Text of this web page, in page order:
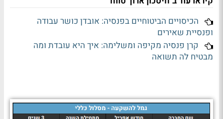
הכיסויים הביטוחיים בפנסיה: אובדן כושר עבודה
ופנסיית שאירים
קרן פנסיה מקיפה ומשלימה: איך היא עובדת ומה
מבטיח לה תשואה